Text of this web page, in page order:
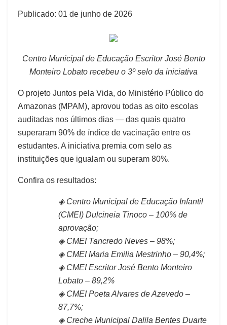
Publicado: 01 de junho de 2026
Centro Municipal de Educação Escritor José Bento
Monteiro Lobato recebeu o 3º selo da iniciativa
O projeto Juntos pela Vida, do Ministério Público do
Amazonas (MPAM), aprovou todas as oito escolas
auditadas nos últimos dias — das quais quatro
superaram 90% de índice de vacinação entre os
estudantes. A iniciativa premia com selo as
instituições que igualam ou superam 80%.
Confira os resultados:
◈ Centro Municipal de Educação Infantil
(CMEI) Dulcineia Tinoco – 100% de
aprovação;
◈ CMEI Tancredo Neves – 98%;
◈ CMEI Maria Emilia Mestrinho – 90,4%;
◈ CMEI Escritor José Bento Monteiro
Lobato – 89,2%
◈ CMEI Poeta Alvares de Azevedo –
87,7%;
◈ Creche Municipal Dalila Bentes Duarte